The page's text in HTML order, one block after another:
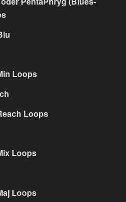
Loops
Loops
Loops
Loops